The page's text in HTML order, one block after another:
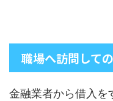
職場へ訪問して
金融業者から借入を